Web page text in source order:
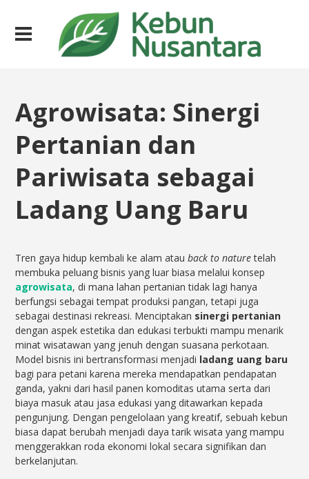
Agrowisata: Sinergi
Pertanian dan
Pariwisata sebagai
Ladang Uang Baru
Tren gaya hidup kembali ke alam atauback to naturetelah
membuka peluang bisnis yang luar biasa melalui konsep
agrowisata, di mana lahan pertanian tidak lagi hanya
berfungsi sebagai tempat produksi pangan, tetapi juga
sebagai destinasi rekreasi. Menciptakan sinergi pertanian
dengan aspek estetika dan edukasi terbukti mampu menarik
minat wisatawan yang jenuh dengan suasana perkotaan.
Model bisnis ini bertransformasi menjadi ladang uang baru
bagi para petani karena mereka mendapatkan pendapatan
ganda, yakni dari hasil panen komoditas utama serta dari
biaya masuk atau jasa edukasi yang ditawarkan kepada
pengunjung. Dengan pengelolaan yang kreatif, sebuah kebun
biasa dapat berubah menjadi daya tarik wisata yang mampu
menggerakkan roda ekonomi lokal secara signifikan dan
berkelanjutan.